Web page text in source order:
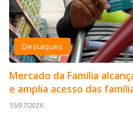
Destaques
Mercado da Família
e amplia acesso das
15/07/2026